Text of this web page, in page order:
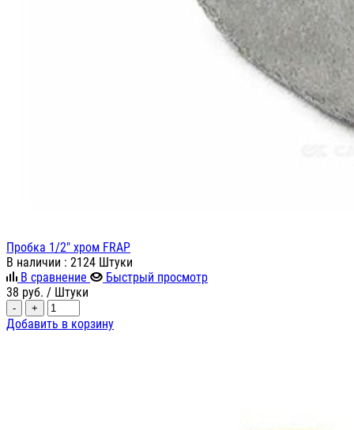
Пробка 1/2" хром FRAP
В наличии : 2124 Штуки
В сравнение
Быстрый просмотр
38 руб. / Штуки
- +
Добавить в корзину